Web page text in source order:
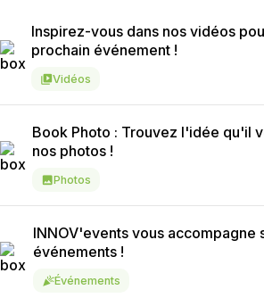
Inspirez-vous dans nos vidéos
prochain événement !
video_libraryVidéos
Book Photo : Trouvez l'idée qu'il
nos photos !
imagePhotos
INNOV'events vous accompagne
événements !
celebrationÉvénements